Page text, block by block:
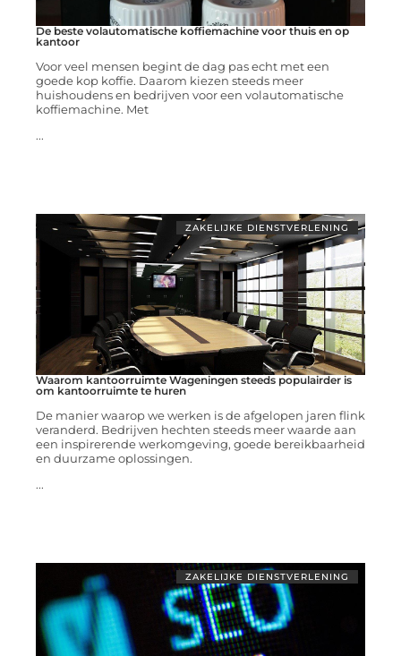
De beste volautomatische koffiemachine voor thuis en op
kantoor
Voor veel mensen begint de dag pas echt met een
goede kop koffie. Daarom kiezen steeds meer
huishoudens en bedrijven voor een volautomatische
koffiemachine. Met
...
ZAKELIJKE DIENSTVERLENING
Waarom kantoorruimte Wageningen steeds populairder is
om kantoorruimte te huren
De manier waarop we werken is de afgelopen jaren flink
veranderd. Bedrijven hechten steeds meer waarde aan
een inspirerende werkomgeving, goede bereikbaarheid
en duurzame oplossingen.
...
ZAKELIJKE DIENSTVERLENING